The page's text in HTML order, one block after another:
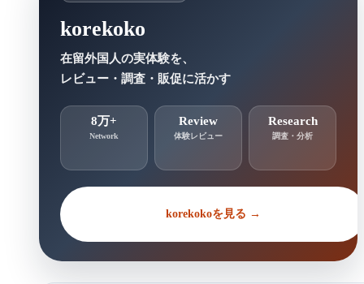
korekoko
在留外国人の実体験を、
レビュー・調査・販促に活かす
8万+
Network
Review
体験レビュー
Research
調査・分析
korekokoを見る →